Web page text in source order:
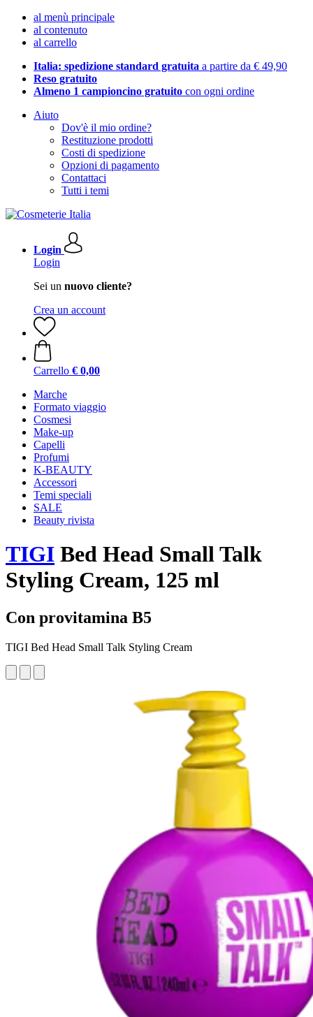
al menù principale
al contenuto
al carrello
Italia: spedizione standard gratuita a partire da € 49,90
Reso gratuito
Almeno 1 campioncino gratuito con ogni ordine
Aiuto
Dov'è il mio ordine?
Restituzione prodotti
Costi di spedizione
Opzioni di pagamento
Contattaci
Tutti i temi
Login
Login
Sei un nuovo cliente?
Crea un account
Carrello € 0,00
Marche
Formato viaggio
Cosmesi
Make-up
Capelli
Profumi
K-BEAUTY
Accessori
Temi speciali
SALE
Beauty rivista
TIGI Bed Head Small Talk
Styling Cream, 125 ml
Con provitamina B5
TIGI Bed Head Small Talk Styling Cream